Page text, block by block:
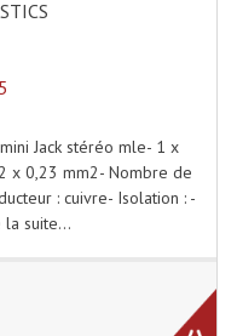
Jack stéréo mle- 1 x
x 0,23 mm2- Nombre de
: cuivre- Isolation : -
suite...